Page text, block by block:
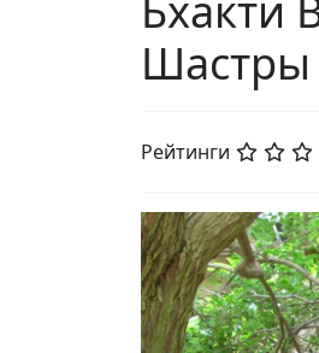
Шастры
Рейтинги